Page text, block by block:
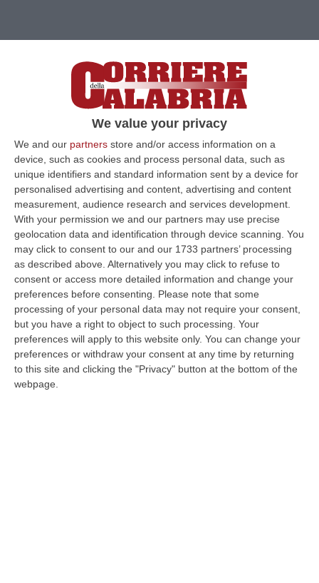
We value your privacy
We and our partners store and/or access information on a
device, such as cookies and process personal data, such as
unique identifiers and standard information sent by a device for
personalised advertising and content, advertising and content
measurement, audience research and services development.
With your permission we and our partners may use precise
geolocation data and identification through device scanning. You
may click to consent to our and our 1733 partners’ processing
as described above. Alternatively you may click to refuse to
consent or access more detailed information and change your
preferences before consenting. Please note that some
processing of your personal data may not require your consent,
but you have a right to object to such processing. Your
preferences will apply to this website only. You can change your
preferences or withdraw your consent at any time by returning
to this site and clicking the "Privacy" button at the bottom of the
webpage.
Clicca e segui “Corriere della Calabria” su Google News
COSENZAU.S. Palmese, il film dei Manetti
Bros girato in Calabria è uscito ieri in
contemporanea in 300 sale in tutta Italia.
Un’autentica favola calcistica, intrisa di
emozione e allegria, dove il battito dei cuori
si intreccia con la voglia di credere ancora
nei sogni. Ieri sera, il film è stato presentato
e proiettato alla presenza degli attori e dei
registi al Cinema Citrigno di Cosenza: sold